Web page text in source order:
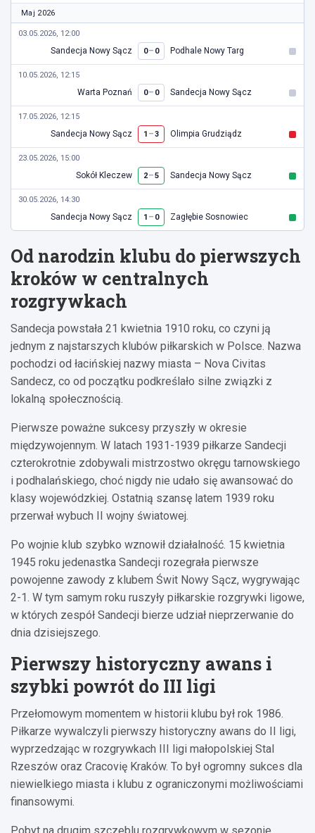
Maj 2026
03.05.2026, 12:00
Sandecja Nowy Sącz 0– 0 Podhale Nowy Targ
10.05.2026, 12:15
Warta Poznań 0– 0 Sandecja Nowy Sącz
17.05.2026, 12:15
Sandecja Nowy Sącz 1 –3 Olimpia Grudziądz
23.05.2026, 15:00
Sokół Kleczew 2–5 Sandecja Nowy Sącz
30.05.2026, 14:30
Sandecja Nowy Sącz 1 – 0 Zagłębie Sosnowiec
Od narodzin klubu do pierwszych
kroków w centralnych
rozgrywkach
Sandecja powstała 21 kwietnia 1910 roku, co czyni ją
jednym z najstarszych klubów piłkarskich w Polsce. Nazwa
pochodzi od łacińskiej nazwy miasta – Nova Civitas
Sandecz, co od początku podkreślało silne związki z
lokalną społecznością.
Pierwsze poważne sukcesy przyszły w okresie
międzywojennym. W latach 1931-1939 piłkarze Sandecji
czterokrotnie zdobywali mistrzostwo okręgu tarnowskiego
i podhalańskiego, choć nigdy nie udało się awansować do
klasy wojewódzkiej. Ostatnią szansę latem 1939 roku
przerwał wybuch II wojny światowej.
Po wojnie klub szybko wznowił działalność. 15 kwietnia
1945 roku jedenastka Sandecji rozegrała pierwsze
powojenne zawody z klubem Świt Nowy Sącz, wygrywając
2-1. W tym samym roku ruszyły piłkarskie rozgrywki ligowe,
w których zespół Sandecji bierze udział nieprzerwanie do
dnia dzisiejszego.
Pierwszy historyczny awans i
szybki powrót do III ligi
Przełomowym momentem w historii klubu był rok 1986.
Piłkarze wywalczyli pierwszy historyczny awans do II ligi,
wyprzedzając w rozgrywkach III ligi małopolskiej Stal
Rzeszów oraz Cracovię Kraków. To był ogromny sukces dla
niewielkiego miasta i klubu z ograniczonymi możliwościami
finansowymi.